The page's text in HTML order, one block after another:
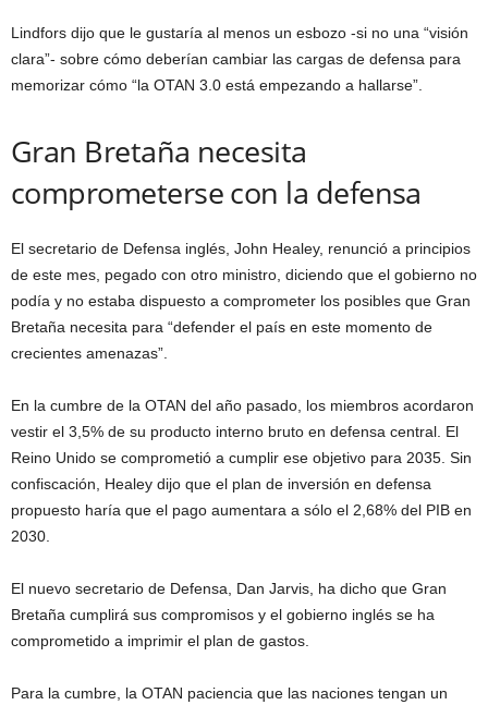
Lindfors dijo que le gustaría al menos un esbozo -si no una “visión
clara”- sobre cómo deberían cambiar las cargas de defensa para
memorizar cómo “la OTAN 3.0 está empezando a hallarse”.
Gran Bretaña necesita
comprometerse con la defensa
El secretario de Defensa inglés, John Healey, renunció a principios
de este mes, pegado con otro ministro, diciendo que el gobierno no
podía y no estaba dispuesto a comprometer los posibles que Gran
Bretaña necesita para “defender el país en este momento de
crecientes amenazas”.
En la cumbre de la OTAN del año pasado, los miembros acordaron
vestir el 3,5% de su producto interno bruto en defensa central. El
Reino Unido se comprometió a cumplir ese objetivo para 2035. Sin
confiscación, Healey dijo que el plan de inversión en defensa
propuesto haría que el pago aumentara a sólo el 2,68% del PIB en
2030.
El nuevo secretario de Defensa, Dan Jarvis, ha dicho que Gran
Bretaña cumplirá sus compromisos y el gobierno inglés se ha
comprometido a imprimir el plan de gastos.
Para la cumbre, la OTAN paciencia que las naciones tengan un